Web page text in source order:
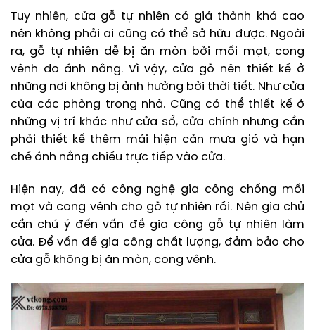
Tuy nhiên, cửa gỗ tự nhiên có giá thành khá cao
nên không phải ai cũng có thể sở hữu được. Ngoài
ra, gỗ tự nhiên dễ bị ăn mòn bởi mối mọt, cong
vênh do ánh nắng. Vì vậy, cửa gỗ nên thiết kế ở
những nơi không bị ảnh hưởng bởi thời tiết. Như cửa
của các phòng trong nhà. Cũng có thể thiết kế ở
những vị trí khác như cửa sổ, cửa chính nhưng cần
phải thiết kế thêm mái hiện cản mưa gió và hạn
chế ánh nắng chiếu trực tiếp vào cửa.
Hiện nay, đã có công nghệ gia công chống mối
mọt và cong vênh cho gỗ tự nhiên rồi. Nên gia chủ
cần chú ý đến vấn đề gia công gỗ tự nhiên làm
cửa. Để vấn đề gia công chất lượng, đảm bảo cho
cửa gỗ không bị ăn mòn, cong vênh.